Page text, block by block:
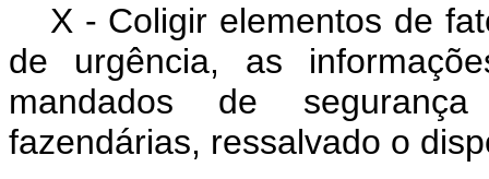
X - Coligir elementos de
de urgência, as
mandados de
fazendárias, ressalvado o